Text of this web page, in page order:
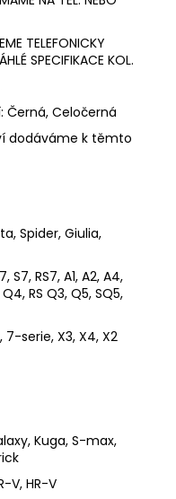
TELEFONICKY
SPECIFIKACE KOL.
Celočerná
dodáváme k těmto
Spider, Giulia,
S7, RS7, A1, A2, A4,
RS Q3, Q5, SQ5,
serie, X3, X4, X2
Kuga, S-max,
V, HR-V